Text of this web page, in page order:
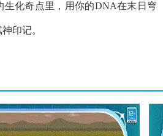
生化奇点里，用你的DNA在末日穹
印记。